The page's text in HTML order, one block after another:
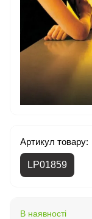
Артикул товару:
LP01859
В наявності